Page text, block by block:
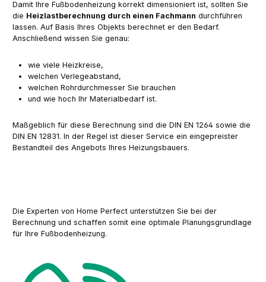
Damit Ihre Fußbodenheizung korrekt dimensioniert ist, sollten Sie
die Heizlastberechnung durch einen Fachmann durchführen
lassen. Auf Basis Ihres Objekts berechnet er den Bedarf.
Anschließend wissen Sie genau:
wie viele Heizkreise,
welchen Verlegeabstand,
welchen Rohrdurchmesser Sie brauchen
und wie hoch Ihr Materialbedarf ist.
Maßgeblich für diese Berechnung sind die DIN EN 1264 sowie die
DIN EN 12831. In der Regel ist dieser Service ein eingepreister
Bestandteil des Angebots Ihres Heizungsbauers.
Die Experten von Home Perfect unterstützen Sie bei der
Berechnung und schaffen somit eine optimale Planungsgrundlage
für Ihre Fußbodenheizung.